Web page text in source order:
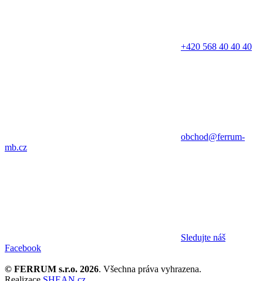
+420 568 40 40 40
obchod@ferrum-
mb.cz
Sledujte náš
Facebook
© FERRUM s.r.o. 2026. Všechna práva vyhrazena.